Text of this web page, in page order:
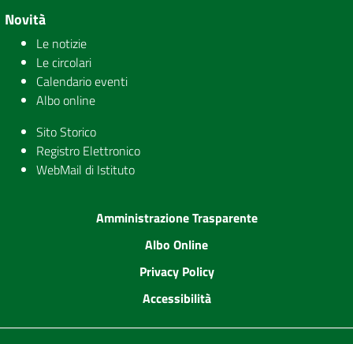
Novità
Le notizie
Le circolari
Calendario eventi
Albo online
Sito Storico
Registro Elettronico
WebMail di Istituto
Amministrazione Trasparente
Albo Online
Privacy Policy
Accessibilità